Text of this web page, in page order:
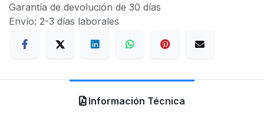
Garantía de devolución de 30 días
Envío: 2-3 días laborales
Información Técnica